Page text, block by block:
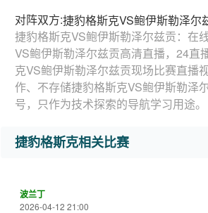
对阵双方:捷豹格斯克VS鲍伊斯勒泽尔
捷豹格斯克VS鲍伊斯勒泽尔兹贡：在
VS鲍伊斯勒泽尔兹贡高清直播，24直
克VS鲍伊斯勒泽尔兹贡现场比赛直播
作、不存储捷豹格斯克VS鲍伊斯勒泽
号，只作为技术探索的导航学习用途。
捷豹格斯克相关比赛
波兰丁
2026-04-12 21:00